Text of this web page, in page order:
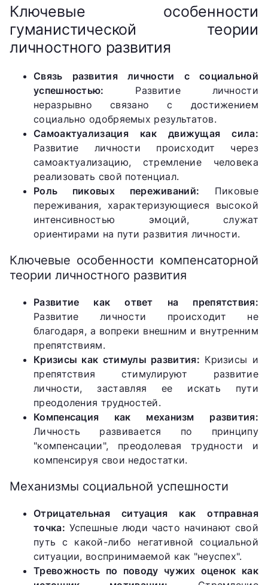
Ключевые особенности
гуманистической теории
личностного развития
Связь развития личности с социальной
успешностью: Развитие личности
неразрывно связано с достижением
социально одобряемых результатов.
Самоактуализация как движущая сила:
Развитие личности происходит через
самоактуализацию, стремление человека
реализовать свой потенциал.
Роль пиковых переживаний: Пиковые
переживания, характеризующиеся высокой
интенсивностью эмоций, служат
ориентирами на пути развития личности.
Ключевые особенности компенсаторной
теории личностного развития
Развитие как ответ на препятствия:
Развитие личности происходит не
благодаря, а вопреки внешним и внутренним
препятствиям.
Кризисы как стимулы развития: Кризисы и
препятствия стимулируют развитие
личности, заставляя ее искать пути
преодоления трудностей.
Компенсация как механизм развития:
Личность развивается по принципу
"компенсации", преодолевая трудности и
компенсируя свои недостатки.
Механизмы социальной успешности
Отрицательная ситуация как отправная
точка: Успешные люди часто начинают свой
путь с какой-либо негативной социальной
ситуации, воспринимаемой как "неуспех".
Тревожность по поводу чужих оценок как